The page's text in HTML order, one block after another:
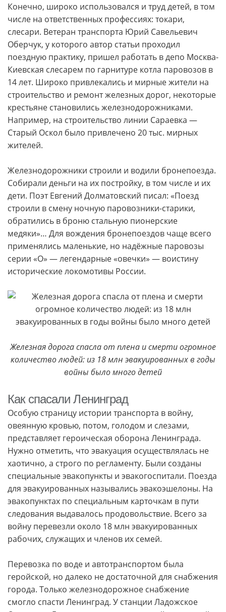
Конечно, широко использовался и труд детей, в том
числе на ответственных профессиях: токари,
слесари. Ветеран транспорта Юрий Савельевич
Оберчук, у которого автор статьи проходил
поездную практику, пришел работать в депо Москва-
Киевская слесарем по гарнитуре котла паровозов в
14 лет. Широко привлекались и мирные жители на
строительство и ремонт железных дорог, некоторые
крестьяне становились железнодорожниками.
Например, на строительство линии Сараевка —
Старый Оскол было привлечено 20 тыс. мирных
жителей.
Железнодорожники строили и водили бронепоезда.
Собирали деньги на их постройку, в том числе и их
дети. Поэт Евгений Долматовский писал: «Поезд
строили в смену ночную паровозники-старики,
обратились в броню стальную пионерские
медяки»… Для вождения бронепоездов чаще всего
применялись маленькие, но надёжные паровозы
серии «О» — легендарные «овечки» — воистину
исторические локомотивы России.
Железная дорога спасла от плена и смерти огромное
количество людей: из 18 млн эвакуированных в годы
войны было много детей
Как спасали Ленинград
Особую страницу истории транспорта в войну,
овеянную кровью, потом, голодом и слезами,
представляет героическая оборона Ленинграда.
Нужно отметить, что эвакуация осуществлялась не
хаотично, а строго по регламенту. Были созданы
специальные эвакопункты и эвакогоспитали. Поезда
для эвакуированных назывались эвакоэшелоны. На
эвакопунктах по специальным карточкам в пути
следования выдавалось продовольствие. Всего за
войну перевезли около 18 млн эвакуированных
рабочих, служащих и членов их семей.
Перевозка по воде и автотранспортом была
геройской, но далеко не достаточной для снабжения
города. Только железнодорожное снабжение
смогло спасти Ленинград. У станции Ладожское